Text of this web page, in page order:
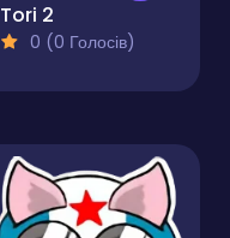
Tori 2
0 (0 Голосів)